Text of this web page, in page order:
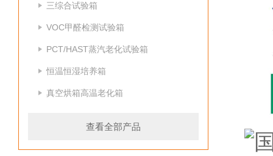
三综合试验箱
VOC甲醛检测试验箱
PCT/HAST蒸汽老化试验箱
恒温恒湿培养箱
真空烘箱高温老化箱
查看全部产品